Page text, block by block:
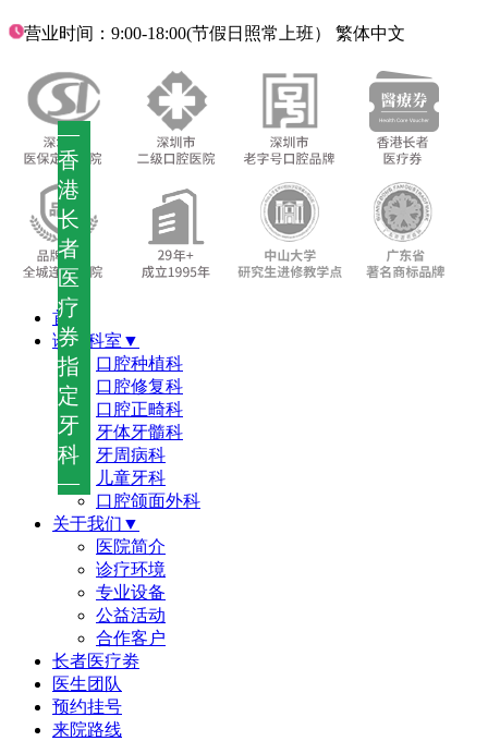
—
香
港
长
者
医
疗
券
指
定
牙
科
—
营业时间：9:00-18:00(节假日照常上班） 繁体中文
首页
诊疗科室▼
口腔种植科
口腔修复科
口腔正畸科
牙体牙髓科
牙周病科
儿童牙科
口腔颌面外科
关于我们▼
医院简介
诊疗环境
专业设备
公益活动
合作客户
长者医疗劵
医生团队
预约挂号
来院路线